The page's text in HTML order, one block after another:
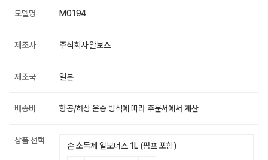
모델명 M0194
제조사 주식회사 알보스
제조국 일본
배송비 항공/해상 운송 방식에 따라 주문서에서 계산
상품 선택
손 소독제 알보너스 1L (펌프 포함)